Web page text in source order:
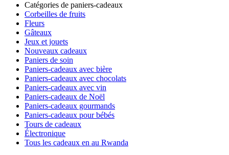
Catégories de paniers-cadeaux
Corbeilles de fruits
Fleurs
Gâteaux
Jeux et jouets
Nouveaux cadeaux
Paniers de soin
Paniers-cadeaux avec bière
Paniers-cadeaux avec chocolats
Paniers-cadeaux avec vin
Paniers-cadeaux de Noël
Paniers-cadeaux gourmands
Paniers-cadeaux pour bébés
Tours de cadeaux
Électronique
Tous les cadeaux en au Rwanda